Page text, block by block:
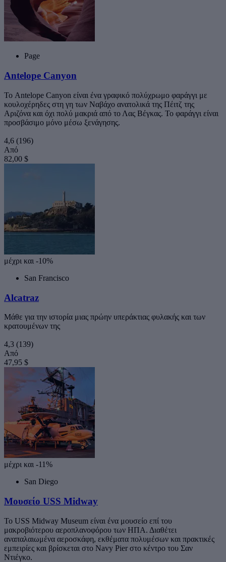
Page
Antelope Canyon
Το Antelope Canyon είναι ένα γραφικό πολύχρωμο φαράγγι με
κουλοχέρηδες στη γη των Ναβάχο ανατολικά της Πέιτζ της
Αριζόνα και όχι πολύ μακριά από το Λας Βέγκας. Το φαράγγι είναι
προσβάσιμο μόνο μέσω ξενάγησης.
4,6 (196)
Από
82,00 $
μέχρι και -10%
San Francisco
Alcatraz
Μάθε για την ιστορία μιας πρώην υπεράκτιας φυλακής και των
κρατουμένων της
4,3 (139)
Από
47,95 $
μέχρι και -11%
San Diego
Μουσείο USS Midway
Το USS Midway Museum είναι ένα μουσείο επί του
μακροβιότερου αεροπλανοφόρου των ΗΠΑ. Διαθέτει
αναπαλαιωμένα αεροσκάφη, εκθέματα πολυμέσων και πρακτικές
εμπειρίες και βρίσκεται στο Navy Pier στο κέντρο του Σαν
Ντιέγκο.